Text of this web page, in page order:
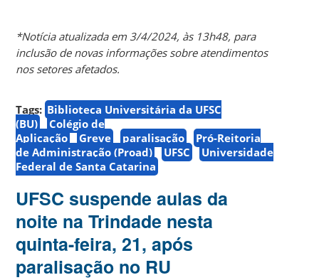
*Notícia atualizada em 3/4/2024, às 13h48, para
inclusão de novas informações sobre atendimentos
nos setores afetados.
Tags: Biblioteca Universitária da UFSC
(BU)
Colégio de
Aplicação
Greve paralisação
Pró-Reitoria
de Administração (Proad)
UFSC
Universidade
Federal de Santa Catarina
UFSC suspende aulas da
noite na Trindade nesta
quinta-feira, 21, após
paralisação no RU